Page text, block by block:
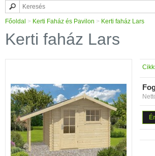
Főoldal > Kerti Faház és Pavilon > Kerti faház Lars
Kerti faház Lars